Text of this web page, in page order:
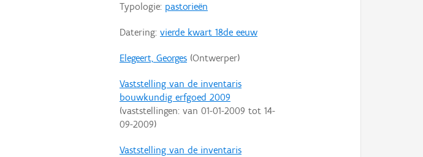
Typologie: pastorieën
Datering: vierde kwart 18de eeuw
Elegeert, Georges(Ontwerper)
Vaststelling van de inventaris
bouwkundig erfgoed 2009
(vaststellingen: van 01-01-2009 tot 14-
09-2009)
Vaststelling van de inventaris